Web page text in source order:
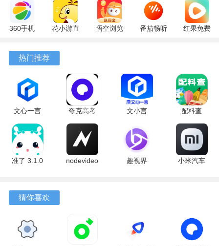
软件亮点
p>2、整个传输链路为点对点直连，文件数据不经过云端中
转，从源头上保障了个人隐私与数据的安全性。
3、对设备系统资源的占用极低，在后台进行文件传输时，几
360手机
10.13.27
最新版
花小游直
17.9.56
悟空浏览
番茄畅听
红果免费
热门推荐
文心一言
4.0
5.16.0.10
最新版
夸克高考
10.14.0.1115
最新版
文小言
安卓版
配料查
3.0.1 官方
版
准了 3.1.0
nodevideo
趣视界
小米汽车
猜你喜欢